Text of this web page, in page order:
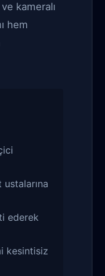
kameralı
hem
ederek
kesintisiz